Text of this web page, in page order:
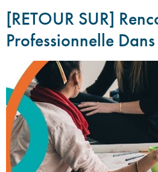
[RETOUR SUR]
Professionnelle